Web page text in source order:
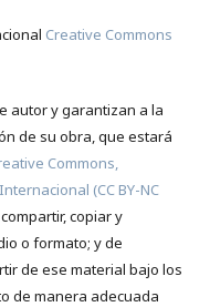
Creative Commons
autor y garantizan a la
de su obra, que estará
Commons,
(CC BY-NC
copiar y
o formato; y de
de ese material bajo los
de manera adecuada